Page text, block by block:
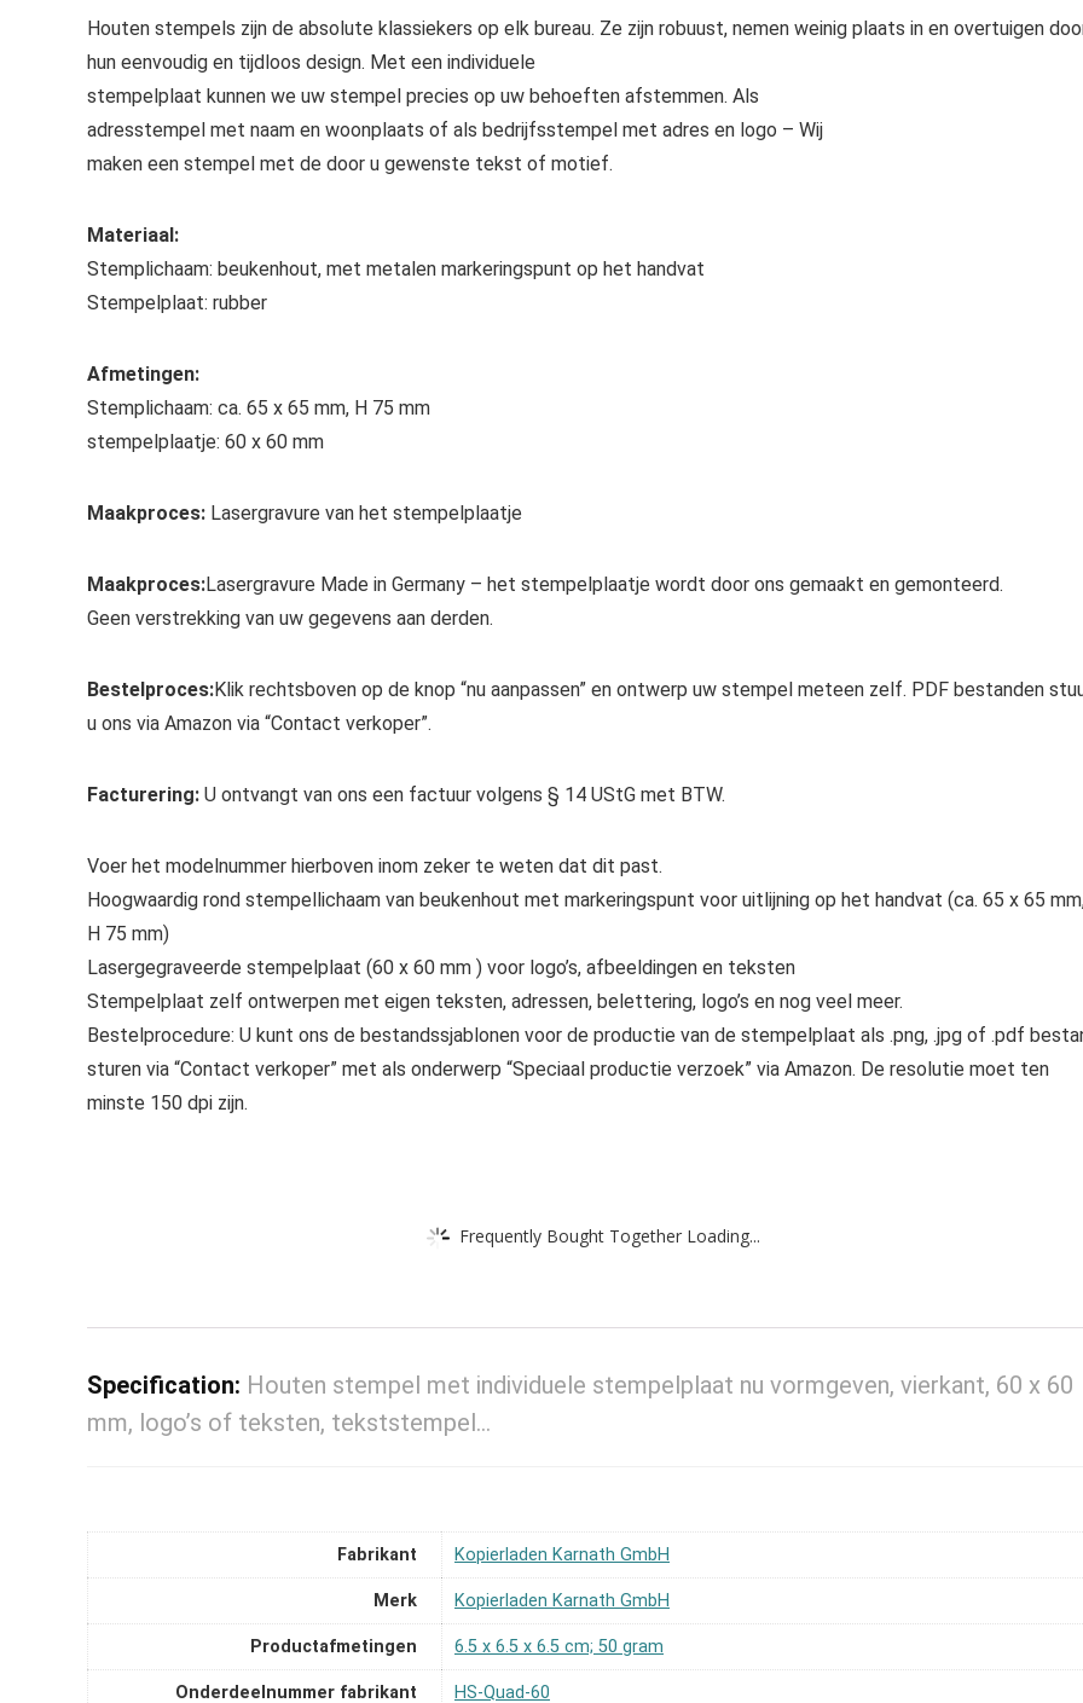
Houten stempels zijn de absolute klassiekers op elk bureau. Ze zijn robuust, nemen weinig plaats in en overtuigen
hun eenvoudig en tijdloos design. Met een individuele
stempelplaat kunnen we uw stempel precies op uw behoeften afstemmen. Als
adresstempel met naam en woonplaats of als bedrijfsstempel met adres en logo – Wij
maken een stempel met de door u gewenste tekst of motief.
Materiaal:
Stemplichaam: beukenhout, met metalen markeringspunt op het handvat
Stempelplaat: rubber
Afmetingen:
Stemplichaam: ca. 65 x 65 mm, H 75 mm
stempelplaatje: 60 x 60 mm
Maakproces: Lasergravure van het stempelplaatje
Maakproces:Lasergravure Made in Germany – het stempelplaatje wordt door ons gemaakt en gemonteerd.
Geen verstrekking van uw gegevens aan derden.
Bestelproces:Klik rechtsboven op de knop “nu aanpassen” en ontwerp uw stempel meteen zelf. PDF bestanden
u ons via Amazon via “Contact verkoper”.
Facturering: U ontvangt van ons een factuur volgens § 14 UStG met BTW.
Voer het modelnummer hierboven inom zeker te weten dat dit past.
Hoogwaardig rond stempellichaam van beukenhout met markeringspunt voor uitlijning op het handvat (ca. 65 x 65
H 75 mm)
Lasergegraveerde stempelplaat (60 x 60 mm ) voor logo’s, afbeeldingen en teksten
Stempelplaat zelf ontwerpen met eigen teksten, adressen, belettering, logo’s en nog veel meer.
Bestelprocedure: U kunt ons de bestandssjablonen voor de productie van de stempelplaat als .png, .jpg of .pdf
sturen via “Contact verkoper” met als onderwerp “Speciaal productie verzoek” via Amazon. De resolutie moet ten
minste 150 dpi zijn.
Frequently Bought Together Loading...
Specification: Houten stempel met individuele stempelplaat nu vormgeven, vierkant, 60 x 60
mm, logo’s of teksten, tekststempel…
Fabrikant ‎Kopierladen Karnath GmbH
Merk ‎Kopierladen Karnath GmbH
Productafmetingen ‎6.5 x 6.5 x 6.5 cm; 50 gram
Onderdeelnummer fabrikant ‎HS-Quad-60